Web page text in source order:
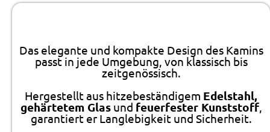
Das elegante und kompakte Design des Kamins
passt in jede Umgebung, von klassisch bis
zeitgenössisch.
Hergestellt aus hitzebeständigem Edelstahl,
gehärtetem Glasund feuerfester Kunststoff,
garantiert er Langlebigkeit und Sicherheit.